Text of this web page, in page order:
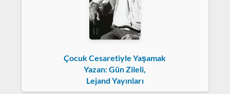
Çocuk Cesaretiyle Yaşamak
Yazan: Gün Zileli,
Lejand Yayınları